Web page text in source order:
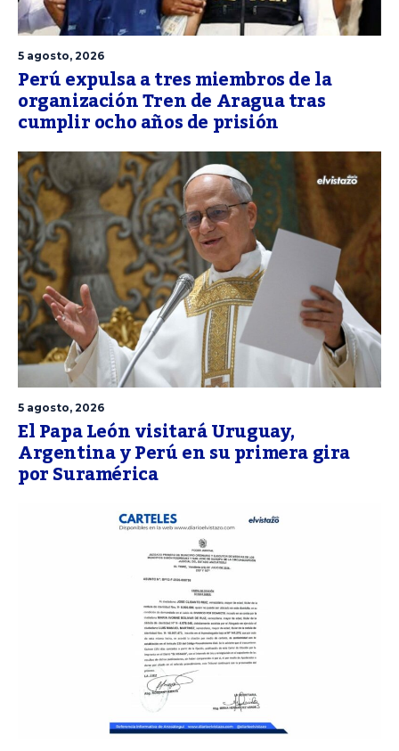
5 agosto, 2026
Perú expulsa a tres miembros de la
organización Tren de Aragua tras
cumplir ocho años de prisión
5 agosto, 2026
El Papa León visitará Uruguay,
Argentina y Perú en su primera gira
por Suramérica